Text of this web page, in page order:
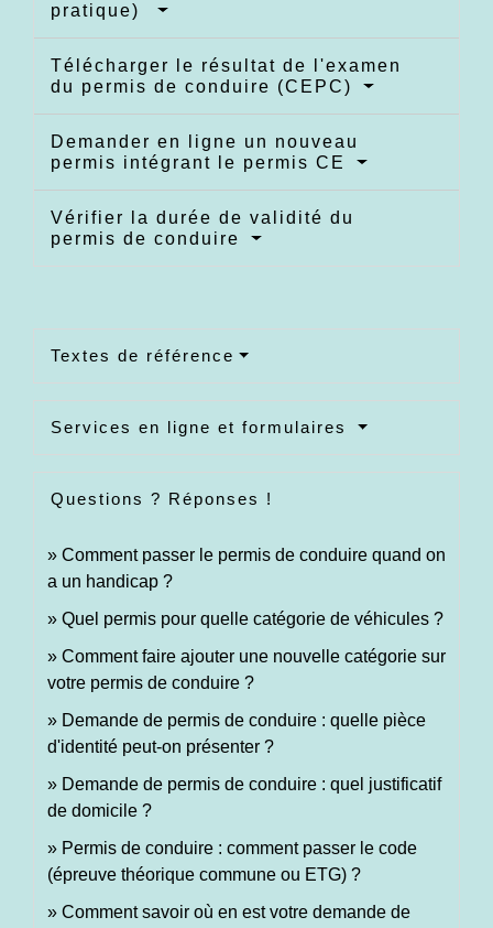
pratique)
Télécharger le résultat de l'examen
du permis de conduire (CEPC)
Demander en ligne un nouveau
permis intégrant le permis CE
Vérifier la durée de validité du
permis de conduire
Textes de référence
Services en ligne et formulaires
Questions ? Réponses !
Comment passer le permis de conduire quand on
a un handicap ?
Quel permis pour quelle catégorie de véhicules ?
Comment faire ajouter une nouvelle catégorie sur
votre permis de conduire ?
Demande de permis de conduire : quelle pièce
d'identité peut-on présenter ?
Demande de permis de conduire : quel justificatif
de domicile ?
Permis de conduire : comment passer le code
(épreuve théorique commune ou ETG) ?
Comment savoir où en est votre demande de